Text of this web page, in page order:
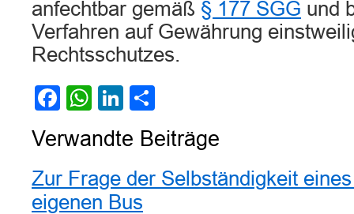
anfechtbar gemäß § 177 SGG und
Verfahren auf Gewährung
Rechtsschutzes.
Facebook
WhatsApp
LinkedIn
Verwandte Beiträge
Zur Frage der Selbständigkeit
eigenen Bus